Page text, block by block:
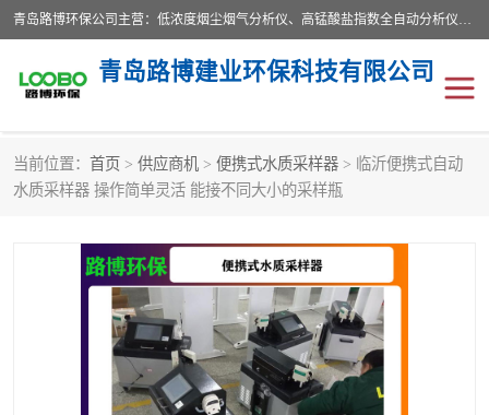
青岛路博环保公司主营：低浓度烟尘烟气分析仪、高锰酸盐指数全自动分析仪、便携式超声波明渠流量计、便携式水质采样器、恒温恒湿称重系统、手持式油烟检测仪等;是一家集环保科研、设计、生产、维护、销售和系统集成为一体的综合性高科技企业。路博人秉承"科学技术是第一生产力的重要理念，倡导环境友好型的生产、生活和消费方式。
青岛路博建业环保科技有限公司
当前位置： 首页 > 供应商机 > 便携式水质采样器 > 临沂便携式自动
水质采样器 操作简单灵活 能接不同大小的采样瓶
生物安全柜 气体检测仪
水质检测仪 手持式油烟检测仪
恒温恒湿称重系统 二恶英采集器
实验室仪器 LB-8110降水降尘采样器
便携式水质采样器 LB-7035油气回收